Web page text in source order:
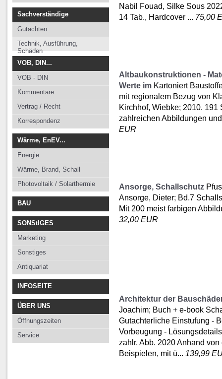
Sachverständige
Gutachten
Technik, Ausführung,
Schäden
VOB, DIN...
VOB - DIN
Kommentare
Vertrag / Recht
Korrespondenz
Wärme, EnEV...
Energie
Wärme, Brand, Schall
Photovoltaik / Solarthermie
BAU
SONStIGES
Marketing
Sonstiges
Antiquariat
INFOSEITE
ÜBER UNS
Öffnungszeiten
Service
Nabil Fouad, Silke Sous
14 Tab., Hardcover ... 75,00
Altbaukonstruktionen -
Werte im Kartoniert
mit regionalem Bezug von
Kirchhof, Wiebke; 2010. 191
zahlreichen Abbildungen
EUR
Ansorge, Schallschutz
Ansorge, Dieter; Bd.7
Mit 200 meist farbigen
32,00 EUR
Architektur der
Joachim; Buch + e-book
Gutachterliche Einstufung -
Vorbeugung -
zahlr. Abb. 2020 Anhand von
Beispielen, mit ü... 139,99